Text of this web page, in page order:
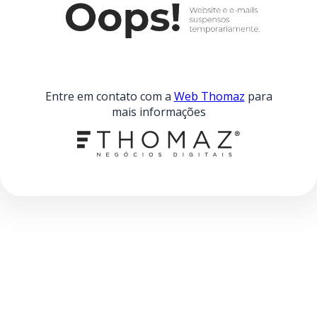
Entre em contato com a Web Thomaz para
mais informações